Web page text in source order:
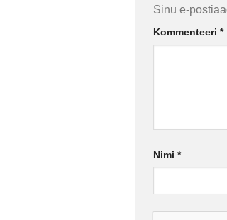
Sinu e-
Kommenteeri *
Nimi *